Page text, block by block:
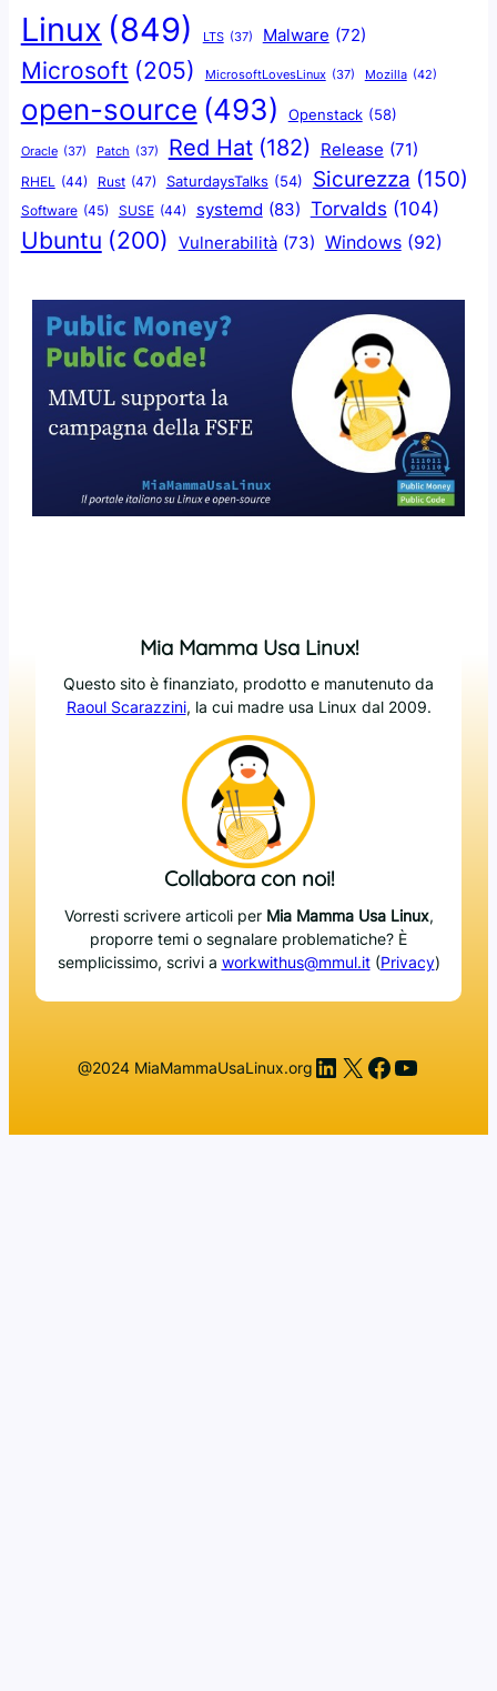
Linux (849) LTS (37) Malware (72)
Microsoft (205) MicrosoftLovesLinux (37) Mozilla (42)
open-source (493) Openstack (58)
Oracle (37) Patch (37) Red Hat (182) Release (71)
RHEL (44) Rust (47) SaturdaysTalks (54) Sicurezza (150)
Software (45) SUSE (44) systemd (83) Torvalds (104)
Ubuntu (200) Vulnerabilità (73) Windows (92)
Mia Mamma Usa Linux!
Questo sito è finanziato, prodotto e manutenuto da
Raoul Scarazzini, la cui madre usa Linux dal 2009.
Collabora con noi!
Vorresti scrivere articoli per Mia Mamma Usa Linux,
proporre temi o segnalare problematiche? È
semplicissimo, scrivi a workwithus@mmul.it(Privacy)
@2024 MiaMammaUsaLinux.org LinkedIn
X Facebook